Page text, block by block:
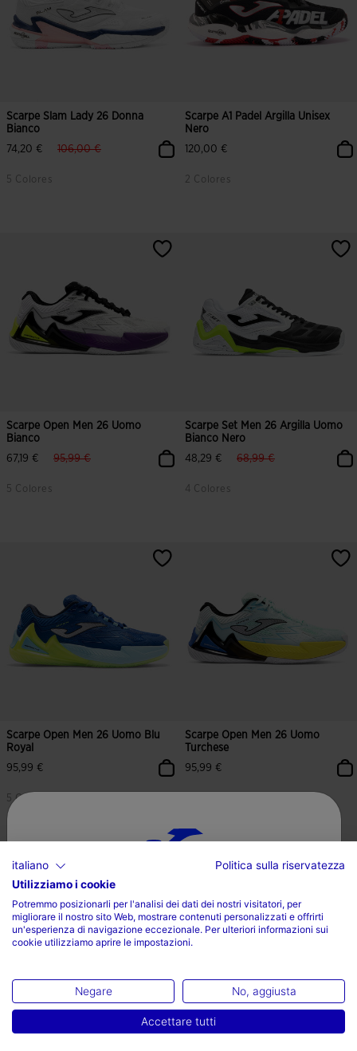
Scarpe Slam Lady 26 Donna
Bianco
74,20 €
label.price.reduced.from
106,00 €label.price.to
5 Colores
Scarpe A1 Padel Argilla Unisex
Nero
120,00 €
2 Colores
Scarpe Open Men 26 Uomo
Bianco
67,19 €
label.price.reduced.from
95,99 €label.price.to
5 Colores
Scarpe Set Men 26 Argilla Uomo
Bianco Nero
48,29 €
label.price.reduced.from
68,99 €label.price.to
4 Colores
Scarpe Open Men 26 Uomo Blu
Royal
95,99 €
5 Colores
Scarpe Open Men 26 Uomo
Turchese
95,99 €
Scegli il tuo paese e la tua lingua
Paese
Lingua
Italiano
italiano
Politica sulla riservatezza
Utilizziamo i cookie
Potremmo posizionarli per l'analisi dei dati dei nostri visitatori, per
migliorare il nostro sito Web, mostrare contenuti personalizzati e offrirti
un'esperienza di navigazione eccezionale. Per ulteriori informazioni sui
cookie utilizziamo aprire le impostazioni.
Negare No, aggiusta
Accettare tutti